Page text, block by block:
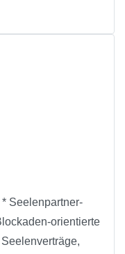
Seelenpartner-
orientierte